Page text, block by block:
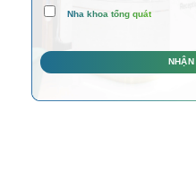
Nha khoa tổng quát